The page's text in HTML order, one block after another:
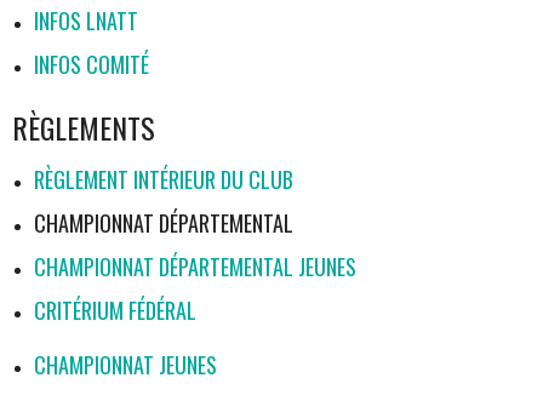
INFOS LNATT
INFOS COMITÉ
RÈGLEMENTS
RÈGLEMENT INTÉRIEUR DU CLUB
CHAMPIONNAT DÉPARTEMENTAL
CHAMPIONNAT DÉPARTEMENTAL JEUNES
CRITÉRIUM FÉDÉRAL
CHAMPIONNAT JEUNES